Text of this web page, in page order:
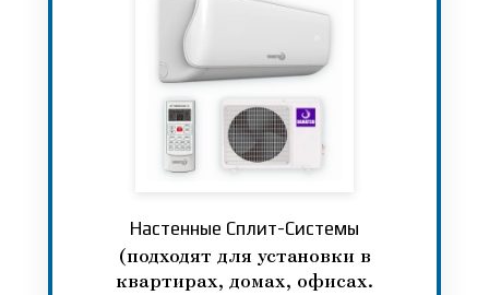
Настенные Сплит-Системы
(подходят для установки в
квартирах, домах, офисах.